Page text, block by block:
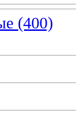
(400)